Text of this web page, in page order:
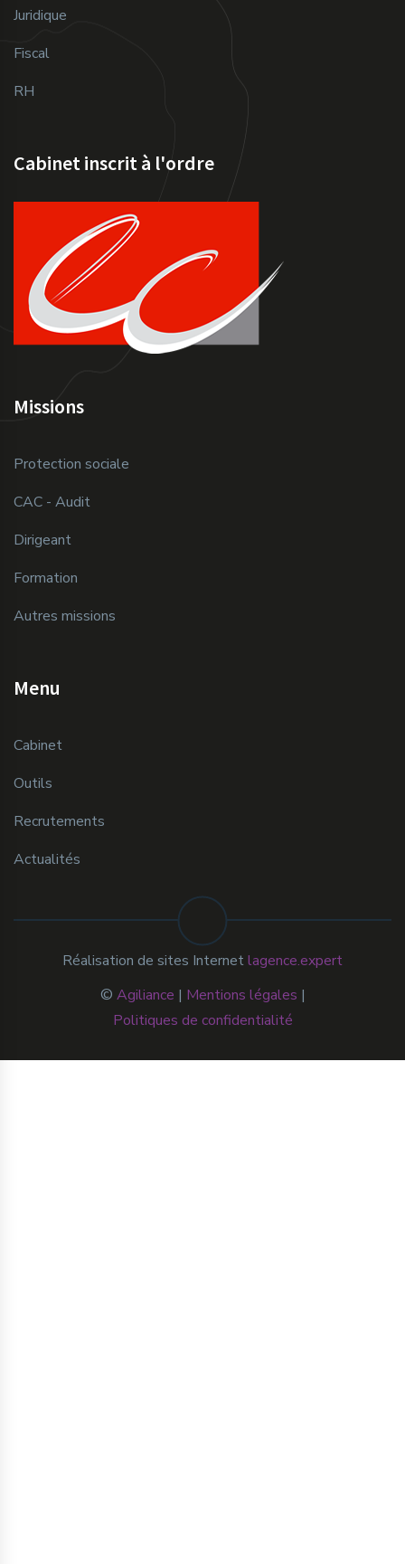
Juridique
Fiscal
RH
Missions
Protection sociale
CAC - Audit
Dirigeant
Formation
Autres missions
Menu
Cabinet
Outils
Recrutements
Actualités
Cabinet inscrit à l'ordre
© Agiliance | Mentions légales |
Politiques de confidentialité
Réalisation de sites Internetlagence.expert